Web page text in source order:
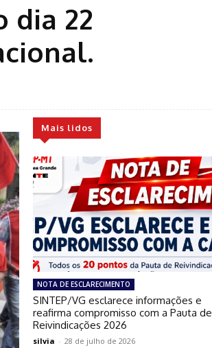
dia 22
Mais lidos
NOTA DE ESCLARECIMENTO
SINTEP/VG esclarece informações e
reafirma compromisso com a Pauta de
Reivindicações 2026
silvia - 28 de julho de 2026